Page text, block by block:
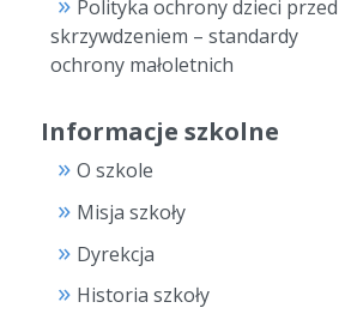
Polityka ochrony dzieci przed
skrzywdzeniem – standardy
ochrony małoletnich
Informacje szkolne
O szkole
Misja szkoły
Dyrekcja
Historia szkoły